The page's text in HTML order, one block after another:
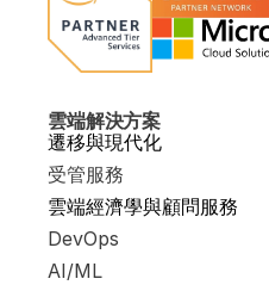
雲端解決方案
遷移與現代化
受管服務
雲端經濟學與顧問服務
DevOps
AI/ML